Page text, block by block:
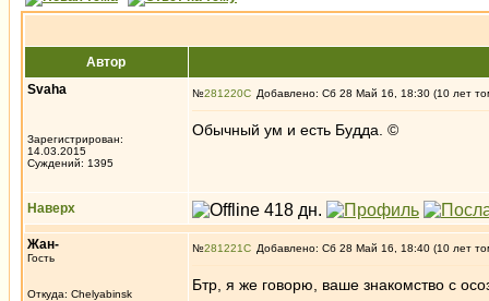
Автор
Svaha
Зарегистрирован:
14.03.2015
Суждений: 1395
№281220 Добавлено: Сб 28 Май 16, 18:30 (10 лет
Обычный ум и есть Будда. ©
Наверх
Жан-
Гость
Откуда: Chelyabinsk
№281221 Добавлено: Сб 28 Май 16, 18:40 (10 лет
Бтр, я же говорю, ваше знакомство с